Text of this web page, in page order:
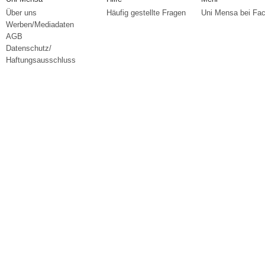
Über uns
Werben/Mediadaten
AGB
Datenschutz/
Haftungsausschluss
Häufig gestellte Fragen
Uni Mensa bei